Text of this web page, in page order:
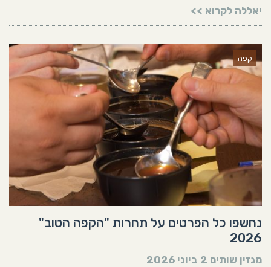
יאללה לקרוא >>
קפה
נחשפו כל הפרטים על תחרות "הקפה הטוב"
2026
מגזין שותים 2 ביוני 2026